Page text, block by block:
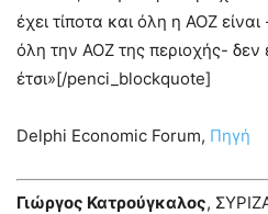
έχει τίποτα και όλη η ΑΟΖ
όλη την ΑΟΖ της περιοχής- δεν
έτσι»[/penci_blockquote]
Delphi Economic Forum, Πηγή
Γιώργος Κατρούγκαλος,